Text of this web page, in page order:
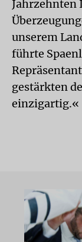
Jahrzehnten
unserem
führte
gestärkten
einzigartig.«